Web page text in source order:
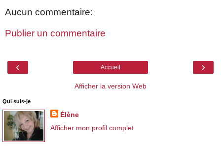
Aucun commentaire:
Publier un commentaire
‹ ›
Accueil
Afficher la version Web
Qui suis-je
Élène
Afficher mon profil complet